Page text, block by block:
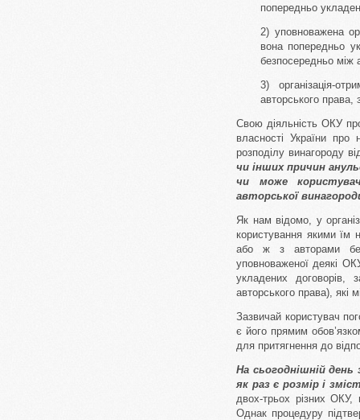
попередньо
2) уповноважена
вона попередньо
безпосередньо між
3) організація-
авторського права,
Свою діяльність ОКУ
власності України
розподілу винагороду
чи інших причин
чи може
авторської
Як нам відомо, у
користування якими їм
або ж з авторами
уповноваженої деякі
укладених договорів,
авторського права), які
Зазвичай користувач
є його прямим
для притягнення до
На сьогоднішній
як раз є розмір і
двох-трьох різних ОКУ,
Однак процедуру